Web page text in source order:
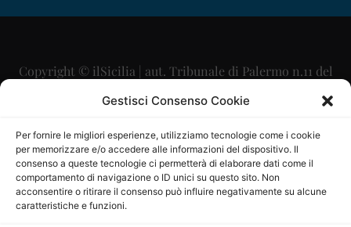
Gestisci Consenso Cookie
Per fornire le migliori esperienze, utilizziamo tecnologie come i cookie
per memorizzare e/o accedere alle informazioni del dispositivo. Il
consenso a queste tecnologie ci permetterà di elaborare dati come il
comportamento di navigazione o ID unici su questo sito. Non
acconsentire o ritirare il consenso può influire negativamente su alcune
caratteristiche e funzioni.
Copyright © ilSicilia | aut. Tribunale di Palermo n.11 del
29/09/2015
Direttore Editoriale: Maurizio Scaglione
Direttore Responsabile: Maria Calabrese